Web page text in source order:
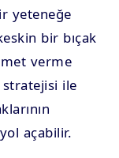
yeteneğe
bir bıçak
verme
stratejisi ile
açabilir.